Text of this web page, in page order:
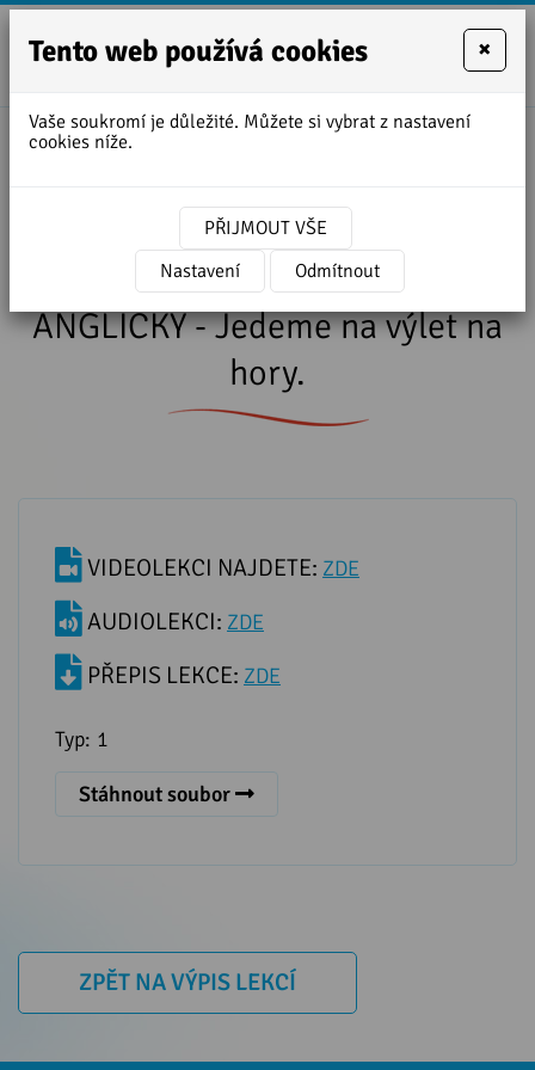
950
Úvodní stránka
Jedeme na výlet na hory.
Lekce 15 - Kurzu ROZMLUVTE SE
ANGLICKY - Jedeme na výlet na
hory.
VIDEOLEKCI NAJDETE: ZDE
AUDIOLEKCI: ZDE
PŘEPIS LEKCE: ZDE
Typ: 1
Stáhnout soubor
ZPĚT NA VÝPIS LEKCÍ
Tento web používá cookies ×
Vaše soukromí je důležité. Můžete si vybrat z nastavení
cookies níže.
PŘIJMOUT VŠE
Nastavení
Odmítnout